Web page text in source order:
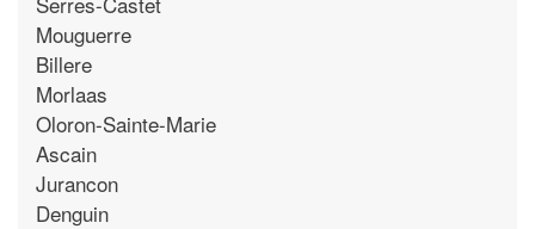
Mouguerre
Billere
Morlaas
Oloron-Sainte-Marie
Ascain
Jurancon
Denguin